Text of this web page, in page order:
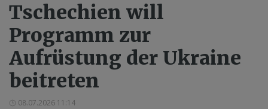
Tschechien will
Programm zur
Aufrüstung der Ukraine
beitreten
08.07.2026 11:14